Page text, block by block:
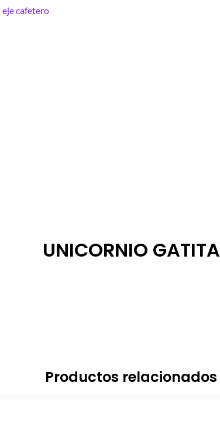
UNICORNIO GATITA
Productos relacionados